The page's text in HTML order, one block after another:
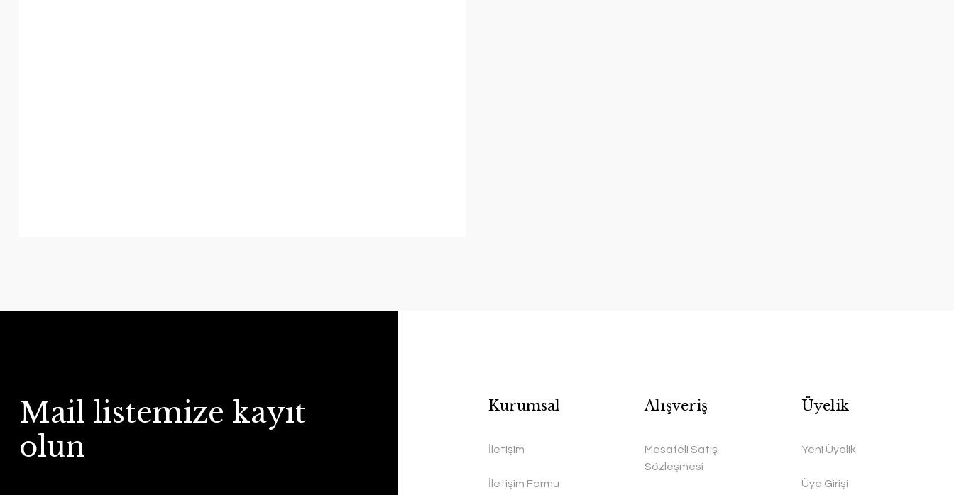
Mail listemize kayıt
olun
Kurumsal
İletişim
İletişim Formu
Alışveriş
Mesafeli Satış
Sözleşmesi
Üyelik
Yeni Üyelik
Üye Girişi